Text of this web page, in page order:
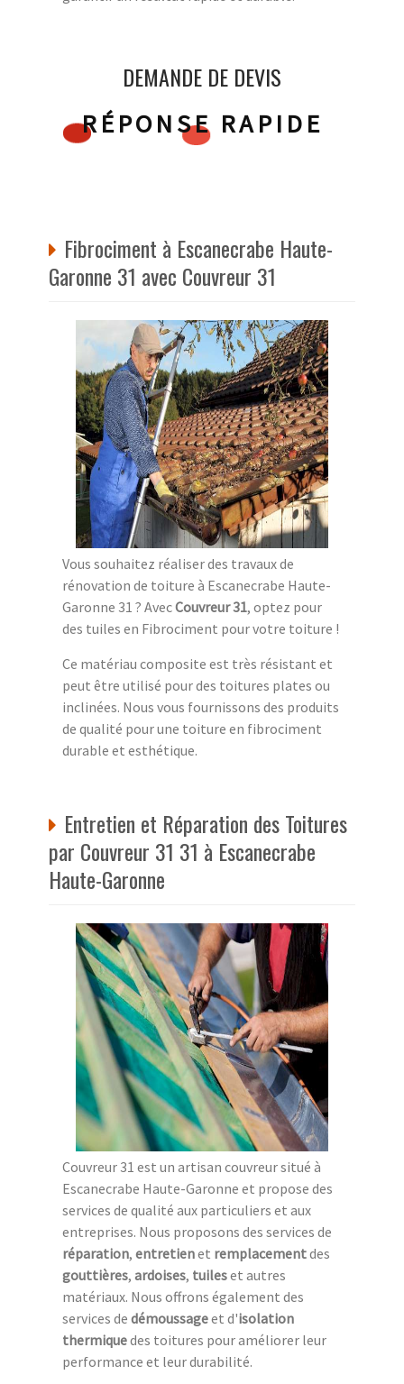
DEMANDE DE DEVIS
RÉPONSE RAPIDE
Fibrociment à Escanecrabe Haute-
Garonne 31 avec Couvreur 31
Vous souhaitez réaliser des travaux de
rénovation de toiture à Escanecrabe Haute-
Garonne 31 ? AvecCouvreur 31, optez pour
des tuiles en Fibrociment pour votre toiture !
Ce matériau composite est très résistant et
peut être utilisé pour des toitures plates ou
inclinées. Nous vous fournissons des produits
de qualité pour une toiture en fibrociment
durable et esthétique.
Entretien et Réparation des Toitures
par Couvreur 31 31 à Escanecrabe
Haute-Garonne
Couvreur 31 est un artisan couvreur situé à
Escanecrabe Haute-Garonne et propose des
services de qualité aux particuliers et aux
entreprises. Nous proposons des services de
réparation, entretienet remplacementdes
gouttières, ardoises, tuileset autres
matériaux. Nous offrons également des
services de démoussageet d'isolation
thermiquedes toitures pour améliorer leur
performance et leur durabilité.